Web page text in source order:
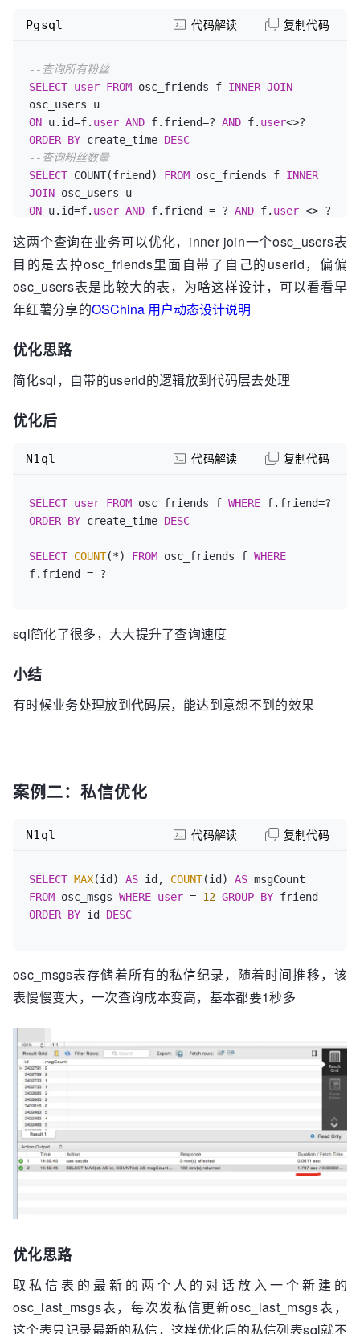
--查询所有粉丝
SELECT user FROM osc_friends f INNER JOIN
ON u.id=f. user AND f.friend=? AND f. user
ORDER BY create_time DESC
--查询粉丝数量
SELECT COUNT(friend) FROM osc_friends f INNER
JOIN
ON u.id=f. user AND f.friend = ? AND f. user <> ?
Pgsql 代码解读 复制代码
这两个查询在业务可以优化，inner join一个osc_users表
目的是去掉osc_friends里面自带了自己的userid，偏偏
osc_users表是比较大的表，为啥这样设计，可以看看早
年红薯分享的OSChina 用户动态设计说明
优化思路
简化sql，自带的userid的逻辑放到代码层去处理
优化后
SELECT user FROM osc_friends f WHERE
ORDER BY create_time DESC
SELECT COUNT(*) FROM osc_friends f WHERE
f.friend = ?
N1ql 代码解读 复制代码
sql简化了很多，大大提升了查询速度
小结
有时候业务处理放到代码层，能达到意想不到的效果
案例二：私信优化
SELECT MAX(id) AS id, COUNT(id) AS
FROM osc_msgs WHERE user = 12 GROUP BY
ORDER BY id DESC
N1ql 代码解读 复制代码
osc_msgs表存储着所有的私信纪录，随着时间推移，该
表慢慢变大，一次查询成本变高，基本都要1秒多
优化思路
取私信表的最新的两个人的对话放入一个新建的
osc_last_msgs表，每次发私信更新osc_last_msgs表，
这个表只记录最新的私信，这样优化后的私信列表sql就不